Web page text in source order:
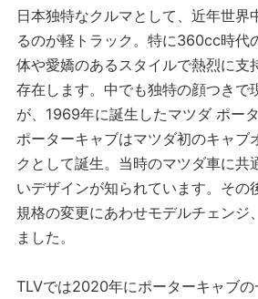
日本独特なクルマとして、近年世界
るのが軽トラック。特に360cc時代
体や愛嬌のあるスタイルで熱烈に支
存在します。中でも独特の顔つきで
が、1969年に誕生したマツダ ポー
ポーターキャブはマツダ初のキャブ
クとして誕生。当時のマツダ車に共
いデザインが知られています。その
規格の変更にあわせモデルチェン
ました。
TLVでは2020年にポーターキャブ